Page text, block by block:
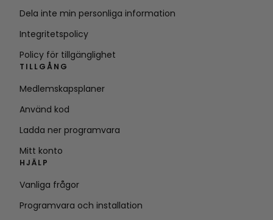
Dela inte min personliga information
Integritetspolicy
Policy för tillgänglighet
TILLGÅNG
Medlemskapsplaner
Använd kod
Ladda ner programvara
Mitt konto
HJÄLP
Vanliga frågor
Programvara och installation